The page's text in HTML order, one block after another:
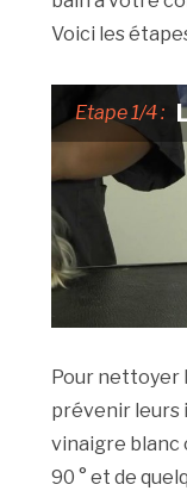
Voici les
Etape 1/4 :
Pour nettoyer
prévenir leurs
vinaigre blanc
90 ° et de